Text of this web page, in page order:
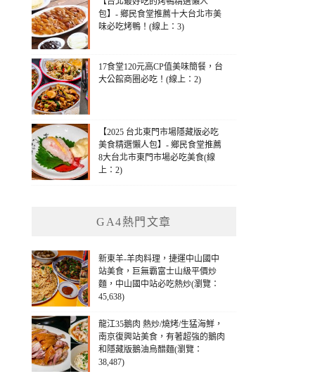
包】- 鄉民食堂推薦十大台北市美
味必吃烤鴨！(線上：3)
17食堂120元高CP值美味簡餐，台
大公館商圈必吃！(線上：2)
【2025 台北東門市場隱藏版必吃
美食精選懶人包】- 鄉民食堂推薦
8大台北市東門市場必吃美食(線
上：2)
GA4熱門文章
新東羊-羊肉料理，捷運中山國中
站美食，巨無霸富士山級平價炒
麵，中山國中站必吃熱炒(瀏覽：
45,638)
龍江35鵝肉 熱炒/燒烤/生猛海鮮，
南京復興站美食，有著超強的鵝肉
和隱藏版鵝油烏醋麵(瀏覽：
38,487)